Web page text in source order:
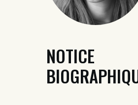
NOTICE